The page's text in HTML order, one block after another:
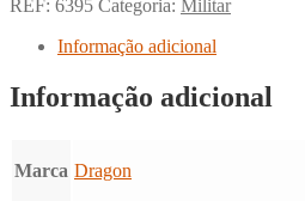
REF: 6395 Categoria: Militar
Informação adicional
Informação adicional
Marca Dragon